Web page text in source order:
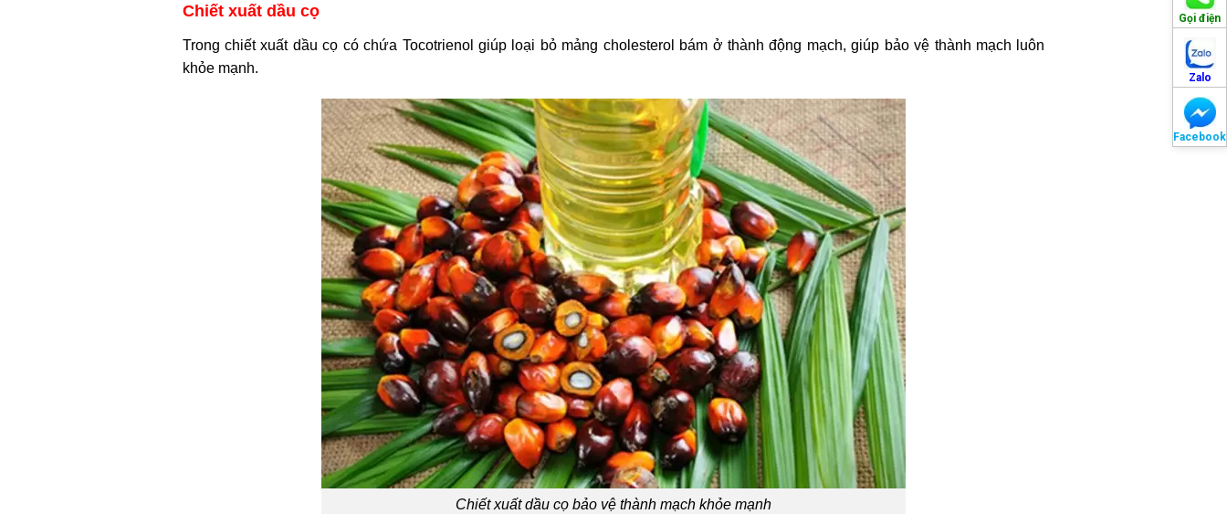
Gọi điện
Zalo
Facebook
Chiết xuất dầu cọ
Trong chiết xuất dầu cọ có chứa Tocotrienol giúp loại bỏ mảng cholesterol bám ở thành động mạch, giúp bảo vệ thành mạch luôn
khỏe mạnh.
Chiết xuất dầu cọ bảo vệ thành mạch khỏe mạnh